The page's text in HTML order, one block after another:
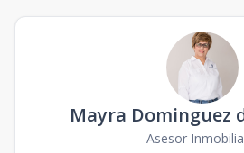
Mayra Dominguez
Asesor